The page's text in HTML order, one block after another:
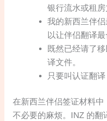
银行流水或租房
我的新西兰伴
以让伴侣翻译最
既然已经请了
译文件。
只要叫认证翻
在新西兰伴侣签证材料
不必要的麻烦。INZ 的翻